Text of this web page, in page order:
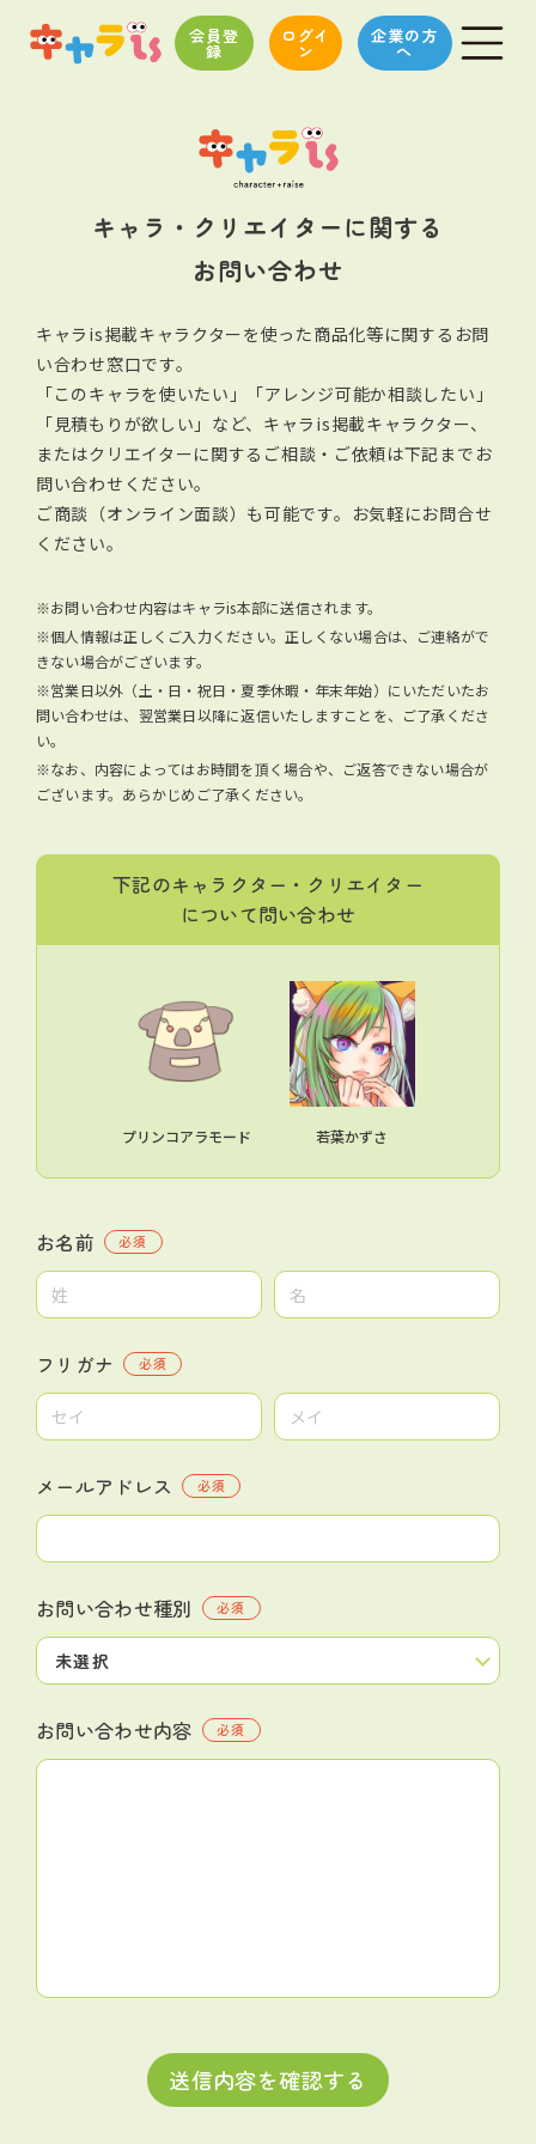
会員登
録
ログイ
ン
企業の方
へ
キャラ・クリエイターに関する
お問い合わせ
キャラis掲載キャラクターを使った商品化等に関するお問
い合わせ窓口です。
「このキャラを使いたい」「アレンジ可能か相談したい」
「見積もりが欲しい」など、キャラis掲載キャラクター、
またはクリエイターに関する ご相談・ご依頼は下記までお
問い合わせください。
ご商談（オンライン面談）も可能です。お気軽にお問合せ
ください。
※お問い合わせ内容はキャラis本部に送信されます。
※個人情報は正しくご入力ください。正しくない場合は、ご連絡がで
きない場合がございます。
※営業日以外（土・日・祝日・夏季休暇・年末年始）にいただいたお
問い合わせは、翌営業日以降に返信いたしますことを、ご了承くださ
い。
※なお、内容によってはお時間を頂く場合や、ご返答できない場合が
ございます。あらかじめご了承ください。
下記のキャラクター・クリエイター
について問い合わせ
プリンコアラモード 若葉かずさ
お名前 必須
フリガナ 必須
メールアドレス 必須
お問い合わせ種別 必須
お問い合わせ内容 必須
送信内容を確認する